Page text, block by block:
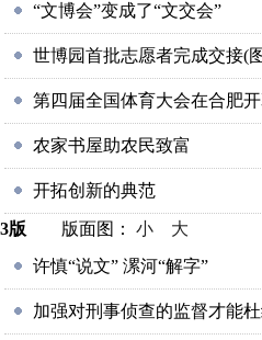
“文博会”变成了“文交会”
世博园首批志愿者完成交接(
第四届全国体育大会在合肥
农家书屋助农民致富
开拓创新的典范
3版 版面图： 小
大
许慎“说文” 漯河“解字”
加强对刑事侦查的监督才能